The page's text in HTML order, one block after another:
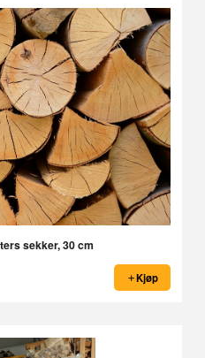
sekker, 30 cm
Kjøp